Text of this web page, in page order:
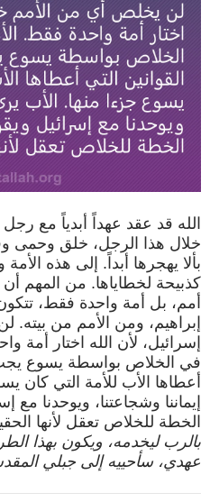
الله قد عقد عهداً أبدياً مع
خلال هذا الرجل، خلق وحمى
بألا يهجرها أبداً. إلى هذه
كذبيحة لخطاياها. من المهم
أمم، بل أمة واحدة فقط،
إبراهيم، ومن الأمم من
إسرائيل، لأن الله اختار
في الخلاص بواسطة يسوع يجب
أعطاها الأب للأمة التي كان
إيماننا وشجاعتنا، ويوحدنا مع
الخطة للخلاص تعقل لأنها
بالرب ليخدمه، ويكون بهذا
عهدي، سأحييه إلى جبلي المقدس.